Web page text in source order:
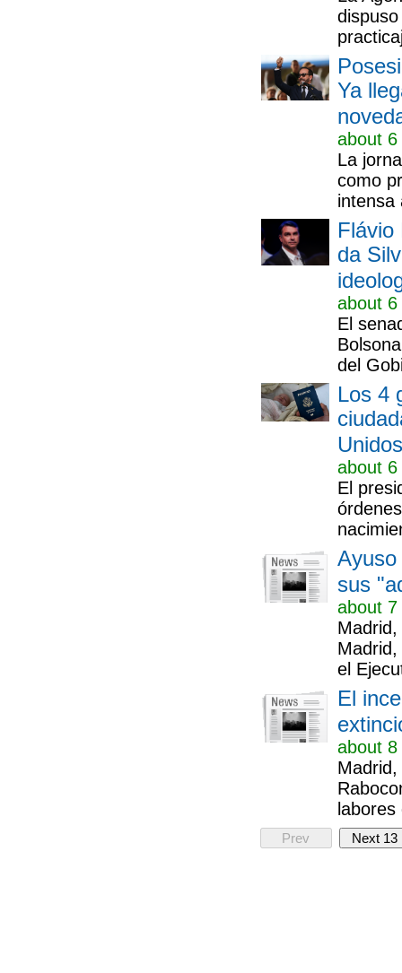
Ya
about
La
como
intensa
Flávio
da
about
El
del
Los 4
Unidos
about
El
Ayuso
sus
about
el
El
about
Prev Next 13